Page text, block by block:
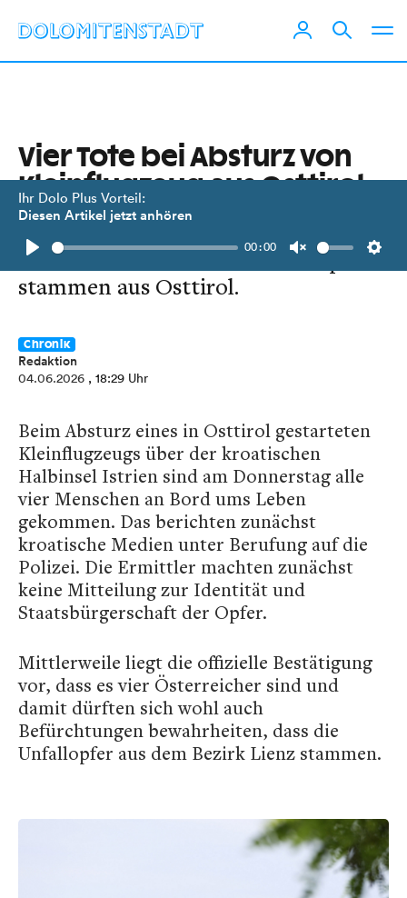
Ihr Dolo Plus Vorteil:
Diesen Artikel jetzt anhören
Play
00:00
Unmute
Vier Tote bei Absturz von
Kleinflugzeug aus Osttirol
Die Maschine stürzte nahe Medulin
in Kroatien ab. Alle vier Unfallopfer
stammen aus Osttirol.
Chronik
Redaktion
04.06.2026 , 18:29 Uhr
Beim Absturz eines in Osttirol gestarteten
Kleinflugzeugs über der kroatischen
Halbinsel Istrien sind am Donnerstag alle
vier Menschen an Bord ums Leben
gekommen. Das berichten zunächst
kroatische Medien unter Berufung auf die
Polizei. Die Ermittler machten zunächst
keine Mitteilung zur Identität und
Staatsbürgerschaft der Opfer.
Mittlerweile liegt die offizielle Bestätigung
vor, dass es vier Österreicher sind und
damit dürften sich wohl auch
Befürchtungen bewahrheiten, dass die
Unfallopfer aus dem Bezirk Lienz stammen.